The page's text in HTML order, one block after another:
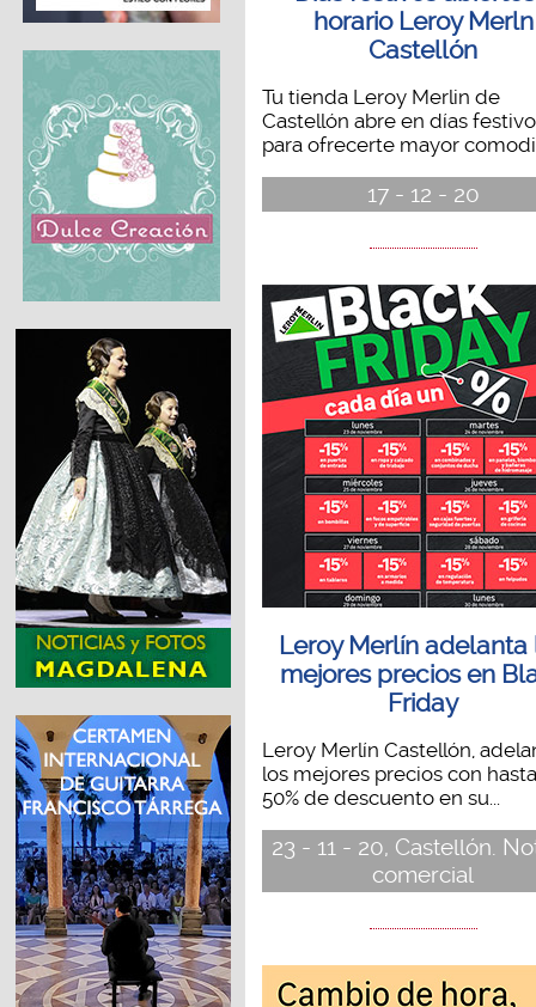
horario Leroy Merln
Castellón
Tu tienda Leroy Merlin de
Castellón abre en días
para ofrecerte mayor
17 - 12 - 20
Leroy Merlín adelanta
mejores precios en
Friday
Leroy Merlín Castellón,
los mejores precios con
50% de descuento en su...
23 - 11 - 20, Castellón.
comercial